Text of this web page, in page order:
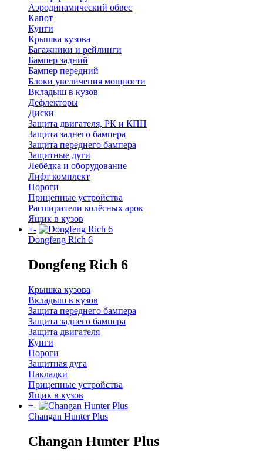
Аэродинамический обвес
Капот
Кунги
Крышка кузова
Багажники и рейлинги
Бампер задний
Бампер передний
Блоки увеличения мощности
Вкладыш в кузов
Дефлекторы
Диски
Защита двигателя, РК и КПП
Защита заднего бампера
Защита переднего бампера
Защитные дуги
Лебёдка и оборудование
Лифт комплект
Пороги
Прицепные устройства
Расширители колёсных арок
Ящик в кузов
+-
Dongfeng Rich 6
Dongfeng Rich 6
Крышка кузова
Вкладыш в кузов
Защита переднего бампера
Защита заднего бампера
Защита двигателя
Кунги
Пороги
Защитная дуга
Накладки
Прицепные устройства
Ящик в кузов
+-
Changan Hunter Plus
Changan Hunter Plus